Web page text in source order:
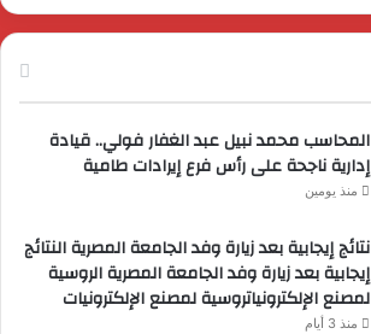
المحاسب محمد نبيل عبد الغفار فولي.. قيادة
إدارية ناجحة على رأس فرع إيرادات طامية
منذ يومين
نتائج إيجابية بعد زيارة وفد الجامعة المصرية النتائج
إيجابية بعد زيارة وفد الجامعة المصرية الروسية
لمصنع الإلكترونياتروسية لمصنع الإلكترونيات
منذ 3 أيام